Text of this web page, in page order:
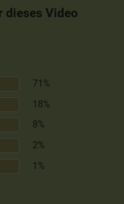
dieses Video
71%
18%
8%
2%
1%